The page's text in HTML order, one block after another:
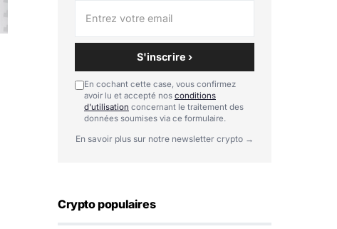
S'inscrire ›
En cochant cette case, vous confirmez
avoir lu et accepté nos conditions
d'utilisation concernant le traitement des
données soumises via ce formulaire.
En savoir plus sur notre newsletter crypto →
Crypto populaires